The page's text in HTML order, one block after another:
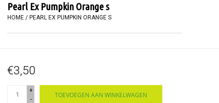
SCHILDEREN
WORKSHOPS
SPECIALS
Pearl Ex Pumpkin Orange s
HOME / PEARL EX PUMPKIN ORANGE S
€3,50
+
-
TOEVOEGEN AAN WINKELWAGEN